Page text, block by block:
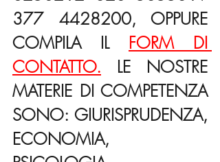
377 4428200, OPPURE
COMPILA IL FORM DI
CONTATTO. LE NOSTRE
MATERIE DI COMPETENZA
SONO: GIURISPRUDENZA,
ECONOMIA,